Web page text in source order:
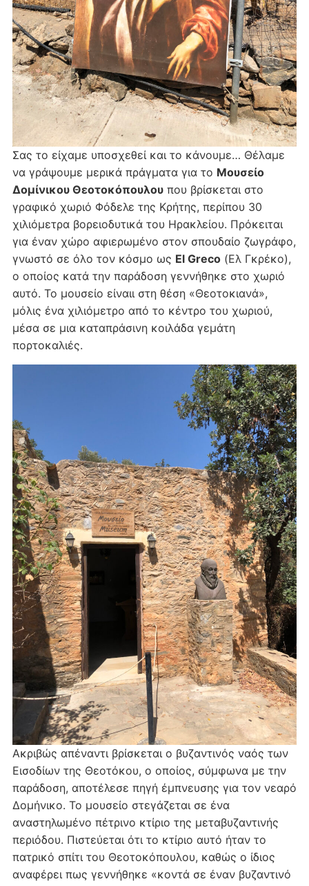
Σας το είχαμε υποσχεθεί και το κάνουμε… Θέλαμε
να γράψουμε μερικά πράγματα για το Μουσείο
Δομίνικου Θεοτοκόπουλουπου βρίσκεται στο
γραφικό χωριό Φόδελε της Κρήτης, περίπου 30
χιλιόμετρα βορειοδυτικά του Ηρακλείου. Πρόκειται
για έναν χώρο αφιερωμένο στον σπουδαίο ζωγράφο,
γνωστό σε όλο τον κόσμο ως El Greco(Ελ Γκρέκο),
ο οποίος κατά την παράδοση γεννήθηκε στο χωριό
αυτό. Το μουσείο είναιι στη θέση «Θεοτοκιανά»,
μόλις ένα χιλιόμετρο από το κέντρο του χωριού,
μέσα σε μια καταπράσινη κοιλάδα γεμάτη
πορτοκαλιές.
Ακριβώς απέναντι βρίσκεται ο βυζαντινός ναός των
Εισοδίων της Θεοτόκου, ο οποίος, σύμφωνα με την
παράδοση, αποτέλεσε πηγή έμπνευσης για τον νεαρό
Δομήνικο. Το μουσείο στεγάζεται σε ένα
αναστηλωμένο πέτρινο κτίριο της μεταβυζαντινής
περιόδου. Πιστεύεται ότι το κτίριο αυτό ήταν το
πατρικό σπίτι του Θεοτοκόπουλου, καθώς ο ίδιος
αναφέρει πως γεννήθηκε «κοντά σε έναν βυζαντινό